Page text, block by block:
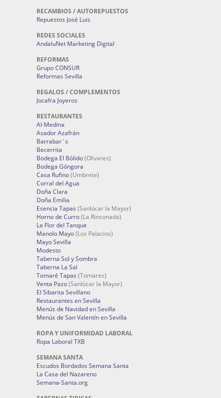
RECAMBIOS / AUTOREPUESTOS
Repuestos José Luis
REDES SOCIALES
AndaluNet Marketing Digital
REFORMAS
Grupo CONSUR
Reformas Sevilla
REGALOS / COMPLEMENTOS
Jocafra Joyeros
RESTAURANTES
Al-Medina
Asador Azafrán
Barrabar´s
Becerrita
Bodega El Bólido(Olivares)
Bodega Góngora
Casa Rufino(Umbrete)
Corral del Agua
Doña Clara
Doña Emilia
Esencia Tapas (Sanlúcar la Mayor)
Horno de Curro(La Rinconada)
La Flor del Tanque
Manolo Mayo(Los Palacios)
Mayo Sevilla
Modesto
Taberna Sol y Sombra
Taberna La Sal
Tomaré Tapas (Tomares)
Venta Pazo(Sanlúcar la Mayor)
El Sibarita Sevillano
Restaurantes en Sevilla
Menús de Navidad en Sevilla
Menús de San Valentín en Sevilla
ROPA Y UNIFORMIDAD LABORAL
Ropa Laboral TXB
SEMANA SANTA
Escudos Bordados Semana Santa
La Casa del Nazareno
Semana-Santa.org